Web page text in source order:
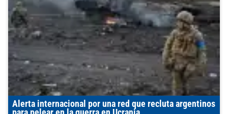
Alerta internacional por una red que recluta argentinos